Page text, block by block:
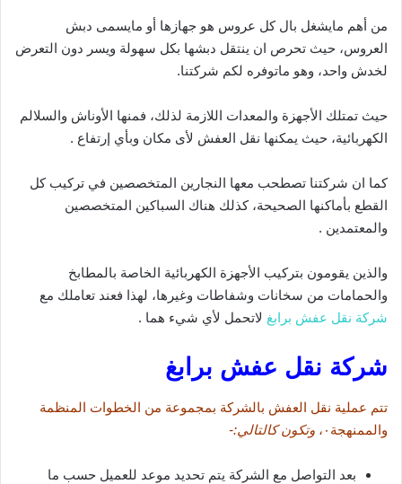
من أهم مايشغل بال كل عروس هو جهازها أو مايسمى دبش
العروس، حيث تحرص ان ينتقل دبشها بكل سهولة ويسر دون التعرض
لخدش واحد، وهو ماتوفره لكم شركتنا.
حيث تمتلك الأجهزة والمعدات اللازمة لذلك، فمنها الأوناش والسلالم
الكهربائية، حيث يمكنها نقل العفش لأى مكان وبأي إرتفاع .
كما ان شركتنا تصطحب معها النجارين المتخصصين في تركيب كل
القطع بأماكنها الصحيحة، كذلك هناك السباكين المتخصصين
والمعتمدين .
والذين يقومون بتركيب الأجهزة الكهربائية الخاصة بالمطابخ
والحمامات من سخانات وشفاطات وغيرها، لهذا فعند تعاملك مع
شركة نقل عفش برابغ لاتحمل لأي شيء هما .
شركة نقل عفش برابغ
تتم عملية نقل العفش بالشركة بمجموعة من الخطوات المنظمة
والممنهجة٠،
وتكون كالتالي:-
بعد التواصل مع الشركة يتم تحديد موعد للعميل حسب ما